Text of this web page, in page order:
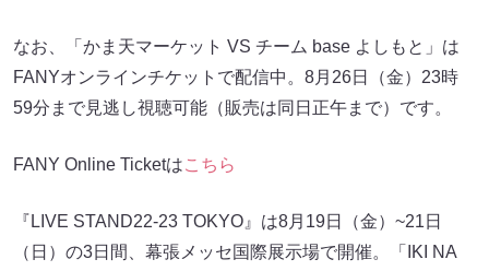
なお、「かま天マーケット VS チーム base よしもと」は
FANYオンラインチケットで配信中。8月26日（金）23時
59分まで見逃し視聴可能（販売は同日正午まで）です。
FANY Online Ticketはこちら
『LIVE STAND22-23 TOKYO』は8月19日（金）~21日
（日）の3日間、幕張メッセ国際展示場で開催。「IKI NA